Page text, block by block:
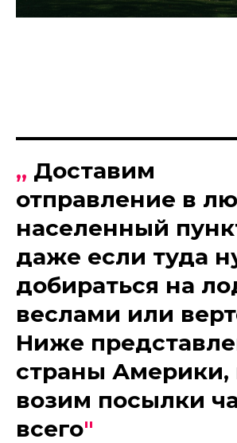
„ Доставим
отправление в
населенный
даже если туда
добираться на
веслами или
Ниже
страны Америки,
возим посылки
всего"